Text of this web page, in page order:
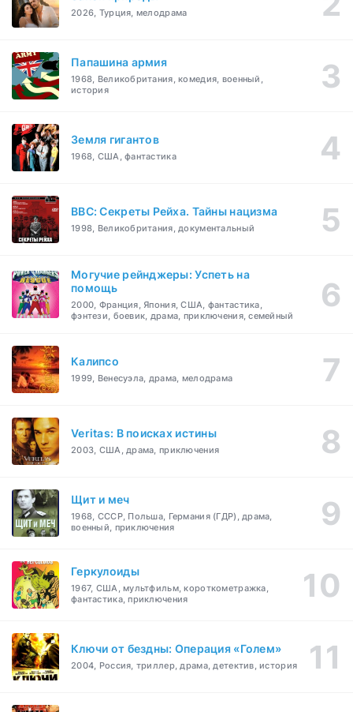
2026, Турция, мелодрама
Папашина армия
1968, Великобритания, комедия, военный,
история
Земля гигантов
1968, США, фантастика
BBC: Секреты Рейха. Тайны нацизма
1998, Великобритания, документальный
Могучие рейнджеры: Успеть на
помощь
2000, Франция, Япония, США, фантастика,
фэнтези, боевик, драма, приключения, семейный
Калипсо
1999, Венесуэла, драма, мелодрама
Veritas: В поисках истины
2003, США, драма, приключения
Щит и меч
1968, СССР, Польша, Германия (ГДР), драма,
военный, приключения
Геркулоиды
1967, США, мультфильм, короткометражка,
фантастика, приключения
Ключи от бездны: Операция «Голем»
2004, Россия, триллер, драма, детектив, история